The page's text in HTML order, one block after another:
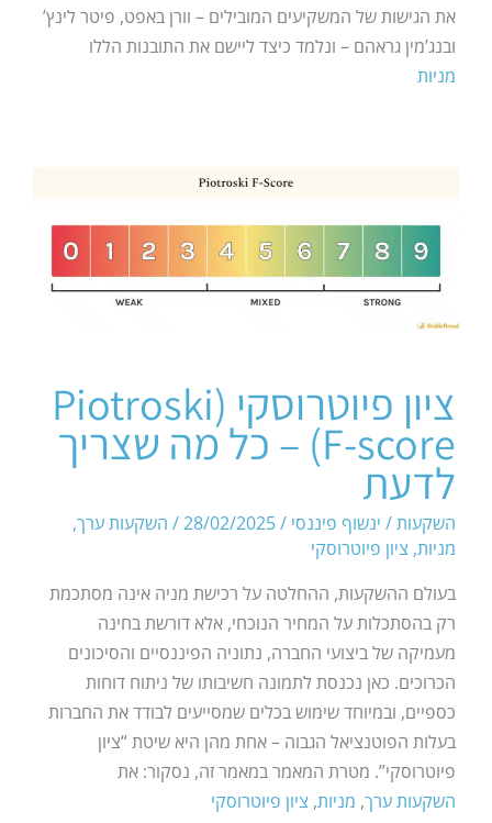
את הגישות של המשקיעים המובילים – וורן באפט, פיטר לינץ’
ובנג’מין גראהם – ונלמד כיצד ליישם את התובנות הללו
מניות
ציון פיוטרוסקי (Piotroski
F-score) – כל מה שצריך
לדעת
השקעות/ ינשוף פיננסי /
28/02/2025
/ השקעות ערך,
מניות, ציון פיוטרוסקי
בעולם ההשקעות, ההחלטה על רכישת מניה אינה מסתכמת
רק בהסתכלות על המחיר הנוכחי, אלא דורשת בחינה
מעמיקה של ביצועי החברה, נתוניה הפיננסיים והסיכונים
הכרוכים. כאן נכנסת לתמונה חשיבותו של ניתוח דוחות
כספיים, ובמיוחד שימוש בכלים שמסייעים לבודד את החברות
בעלות הפוטנציאל הגבוה – אחת מהן היא שיטת “ציון
פיוטרוסקי”. מטרת המאמר במאמר זה, נסקור: את
השקעות ערך, מניות, ציון פיוטרוסקי